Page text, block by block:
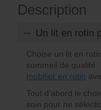
Description
Un lit en rotin
Choisir un lit en
sommeil de
mobilier en rotin
Tout d’abord le
soin pour ne